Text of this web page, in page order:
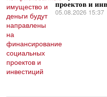
проектов и
05.08.2026 15:37